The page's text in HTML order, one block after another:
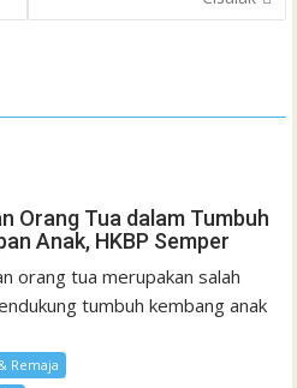
Orang Tua dalam Tumbuh
Anak, HKBP Semper
orang tua merupakan salah
tumbuh kembang anak
Remaja